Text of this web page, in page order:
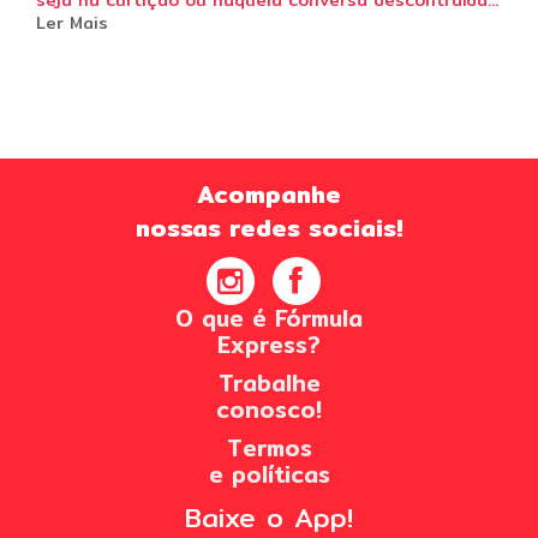
Ler Mais
Acompanhe
nossas redes sociais!
O que é Fórmula
Express?
Trabalhe
conosco!
Termos
e políticas
Baixe o App!